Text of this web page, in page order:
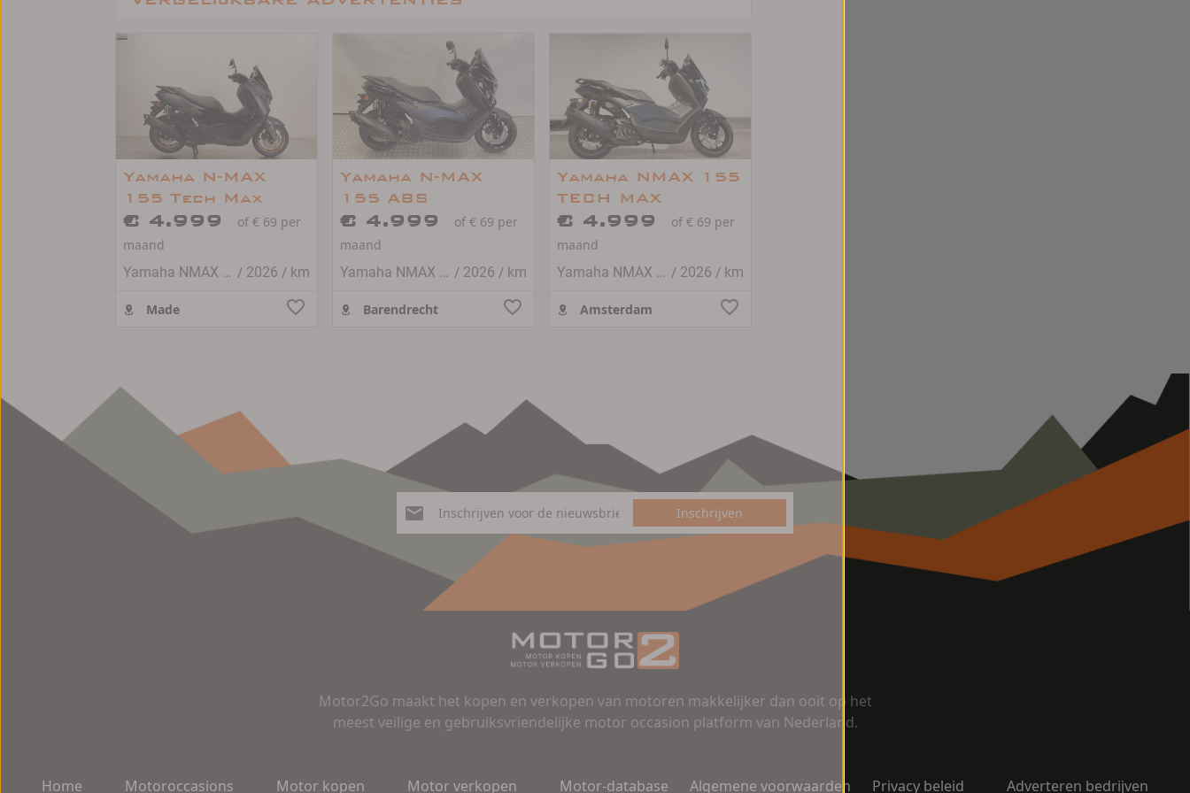
Yamaha N-MAX
155 Tech Max
€ 4.999
of € 69 per
maand
Yamaha NMAX 155 / 2026 / km
Made
Yamaha N-MAX
155 ABS
€ 4.999
of € 69 per
maand
Yamaha NMAX 155 / 2026 / km
Barendrecht
Yamaha NMAX 155
TECH MAX
€ 4.999
of € 69 per
maand
Yamaha NMAX 155 / 2026 / km
Amsterdam
Inschrijven
Motor2Go maakt het kopen en verkopen van motoren makkelijker dan ooit op het
meest veilige en gebruiksvriendelijke motor occasion platform van Nederland.
Home Motoroccasions Motor kopen Motor verkopen Motor-database Algemene voorwaarden Privacy beleid Adverteren bedrijven